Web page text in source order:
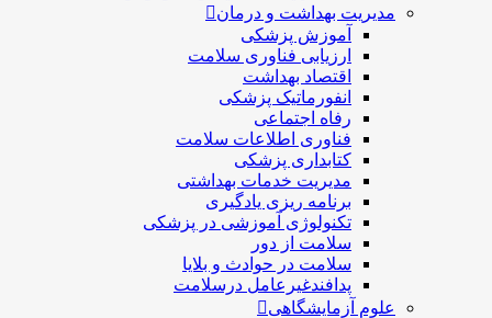
مدیریت بهداشت و درمان
آموزش پزشکی
ارزیابی فناوری سلامت
اقتصاد بهداشت
انفورماتیک پزشکی
رفاه اجتماعی
فناوری اطلاعات سلامت
کتابداری پزشکی
مديريت خدمات بهداشتی
برنامه ریزی یادگیری
تکنولوژی آموزشی در پزشکی
سلامت از دور
سلامت در حوادث و بلایا
پدافندغیرعامل درسلامت
علوم آزمایشگاهی